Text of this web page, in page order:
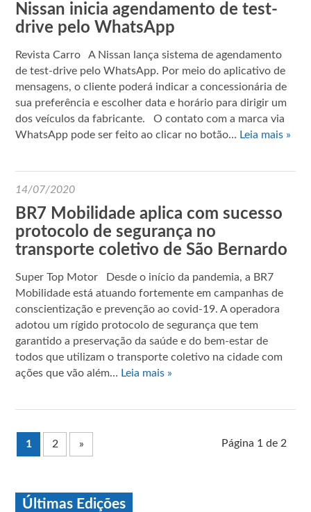
Nissan inicia agendamento de test-
drive pelo WhatsApp
Revista Carro A Nissan lança sistema de agendamento
de test-drive pelo WhatsApp. Por meio do aplicativo de
mensagens, o cliente poderá indicar a concessionária de
sua preferência e escolher data e horário para dirigir um
dos veículos da fabricante. O contato com a marca via
WhatsApp pode ser feito ao clicar no botão… Leia mais »
14/07/2020
BR7 Mobilidade aplica com sucesso
protocolo de segurança no
transporte coletivo de São Bernardo
Super Top Motor Desde o início da pandemia, a BR7
Mobilidade está atuando fortemente em campanhas de
conscientização e prevenção ao covid-19. A operadora
adotou um rígido protocolo de segurança que tem
garantido a preservação da saúde e do bem-estar de
todos que utilizam o transporte coletivo na cidade com
ações que vão além… Leia mais »
Página 1 de 2
1 2 »
Últimas Edições